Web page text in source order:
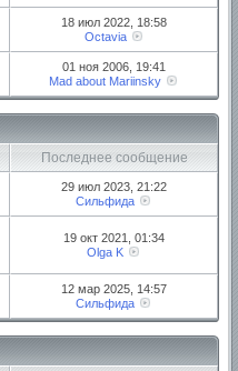
18 июл 2022, 18:58
Octavia
01 ноя 2006, 19:41
Mad about Mariinsky
Последнее сообщение
29 июл 2023, 21:22
Сильфида
19 окт 2021, 01:34
Olga K
12 мар 2025, 14:57
Сильфида